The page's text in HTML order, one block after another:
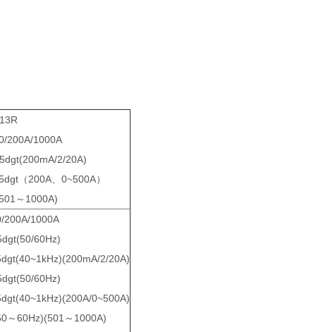
1000A
2/20A)
、0~500A）
1000A)
1000A
60Hz)
2/20A)
60Hz)
0~500A)
～1000A)